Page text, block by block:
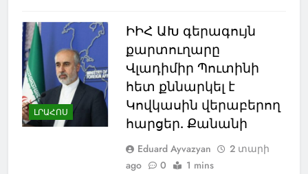
ԼՐԱՀՈՍ
ԻԻՀ ԱԽ գերագույն
քարտուղարը
Վլադիմիր Պուտինի
հետ քննարկել է
Կովկասին վերաբերող
հարցեր. Քանանի
Eduard Ayvazyan
2 տարի
ago
0 1 mins